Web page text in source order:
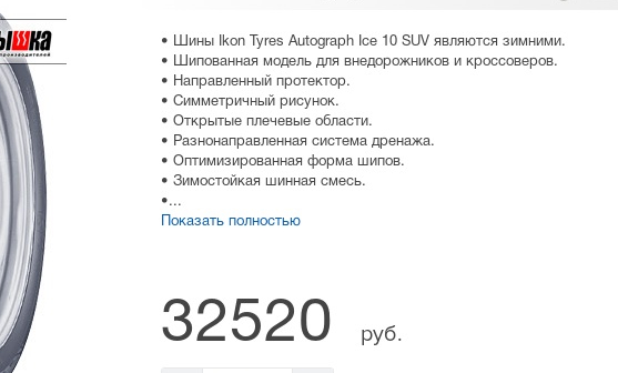
• Шины Ikon Tyres Autograph Ice 10 SUV являются зимними.
• Шипованная модель для внедорожников и кроссоверов.
• Направленный протектор.
• Симметричный рисунок.
• Открытые плечевые области.
• Разнонаправленная система дренажа.
• Оптимизированная форма шипов.
• Зимостойкая шинная смесь.
•...
Показать полностью
32520 руб.